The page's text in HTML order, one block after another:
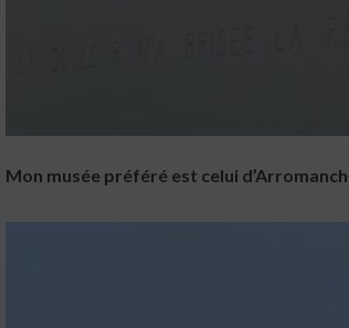
Mon musée préféré est celui